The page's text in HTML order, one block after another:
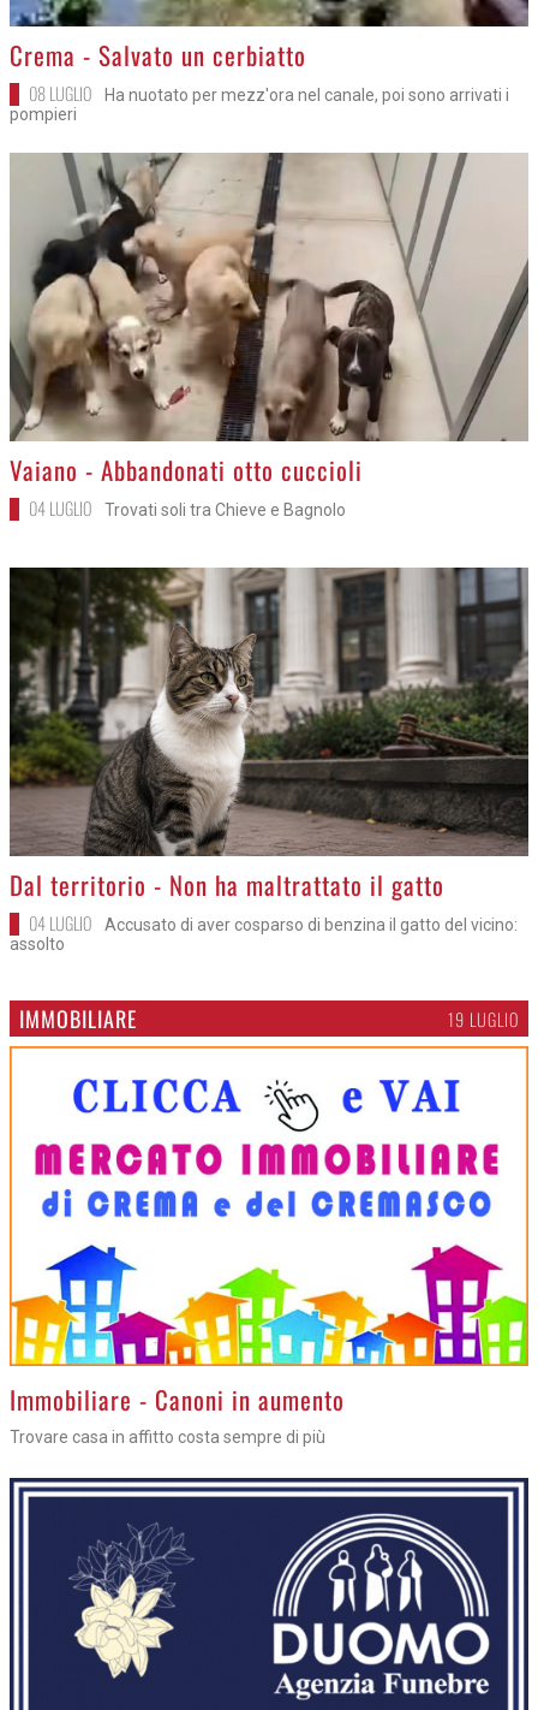
>
Crema - Salvato un cerbiatto
08 LUGLIO
Ha nuotato per mezz'ora nel canale, poi sono arrivati i
pompieri
>
Vaiano - Abbandonati otto cuccioli
04 LUGLIO Trovati soli tra Chieve e Bagnolo
>
Dal territorio - Non ha maltrattato il gatto
04 LUGLIO
Accusato di aver cosparso di benzina il gatto del vicino:
assolto
IMMOBILIARE 19 LUGLIO
>Immobiliare - Canoni in aumento
Trovare casa in affitto costa sempre di più